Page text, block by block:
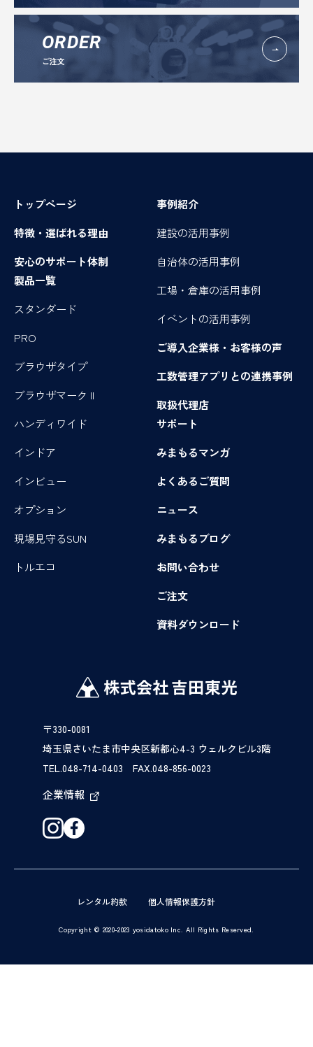
ORDER
ご注文
〒330-0081
埼玉県さいたま市中央区新都心4-3 ウェルクビル3階
TEL.048-714-0403 FAX.048-856-0023
企業情報
トップページ
特徴・選ばれる理由
安心のサポート体制
製品一覧
スタンダード
PRO
ブラウザタイプ
ブラウザマーク II
ハンディワイド
インドア
インビュー
オプション
現場見守るSUN
トルエコ
事例紹介
建設の活用事例
自治体の活用事例
工場・倉庫の活用事例
イベントの活用事例
ご導入企業様・お客様の声
工数管理アプリとの連携事例
取扱代理店
サポート
みまもるマンガ
よくあるご質問
ニュース
みまもるブログ
お問い合わせ
ご注文
資料ダウンロード
レンタル約款 個人情報保護方針
Copyright © 2020-2023 yosidatoko Inc. All Rights Reserved.